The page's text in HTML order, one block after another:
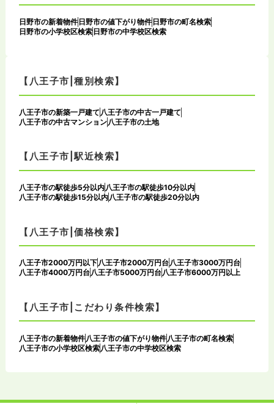
日野市の新着物件 日野市の値下がり物件 日野市の町名検索
日野市の小学校区検索 日野市の中学校区検索
【八王子市|種別検索】
八王子市の新築一戸建て 八王子市の中古一戸建て
八王子市の中古マンション 八王子市の土地
【八王子市|駅近検索】
八王子市の駅徒歩5分以内八王子市の駅徒歩10分以内
八王子市の駅徒歩15分以内八王子市の駅徒歩20分以内
【八王子市|価格検索】
八王子市2000万円以下八王子市2000万円台八王子市3000万円台
八王子市4000万円台八王子市5000万円台八王子市6000万円以上
【八王子市|こだわり条件検索】
八王子市の新着物件 八王子市の値下がり物件 八王子市の町名検索
八王子市の小学校区検索 八王子市の中学校区検索